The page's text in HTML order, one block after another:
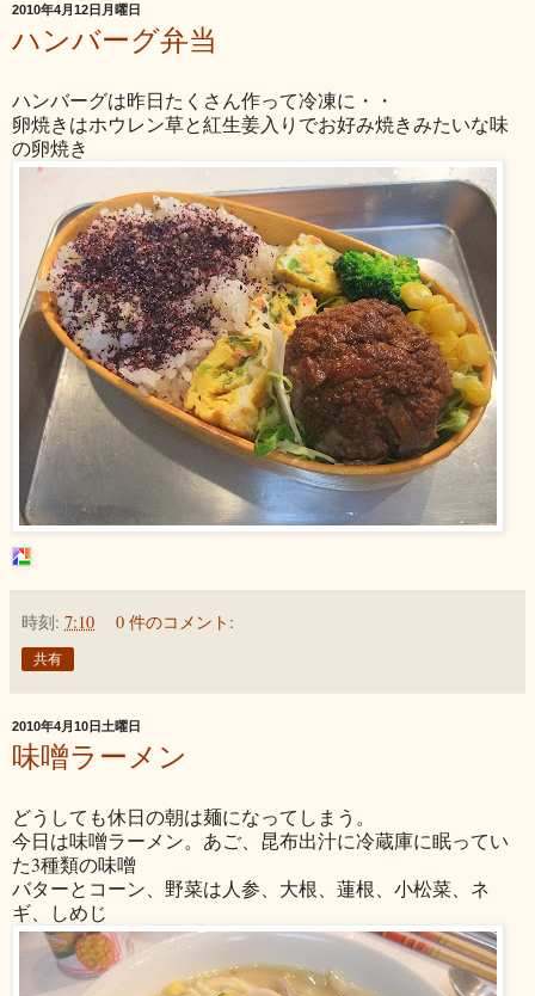
2010年4月12日月曜日
ハンバーグ弁当
ハンバーグは昨日たくさん作って冷凍に・・
卵焼きはホウレン草と紅生姜入りでお好み焼きみたいな味
の卵焼き
時刻: 7:10 0 件のコメント:
共有
2010年4月10日土曜日
味噌ラーメン
どうしても休日の朝は麺になってしまう。
今日は味噌ラーメン。あご、昆布出汁に冷蔵庫に眠ってい
た3種類の味噌
バターとコーン、野菜は人参、大根、蓮根、小松菜、ネ
ギ、しめじ